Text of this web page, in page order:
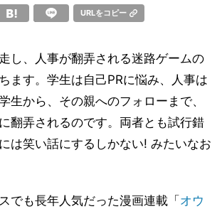
URLをコピー
し、人事が翻弄される迷路ゲームの
ます。学生は自己PRに悩み、人事は
生から、その親へのフォローまで、
翻弄されるのです。両者とも試行錯
は笑い話にするしかない! みたいなお
でも長年人気だった漫画連載「 オウ